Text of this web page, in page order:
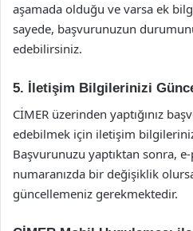
aşamada olduğu ve varsa ek
sayede, başvurunuzun
edebilirsiniz.
5. İletişim Bilgilerinizi
CİMER üzerinden yaptığınız
edebilmek için iletişim
Başvurunuzu yaptıktan sonra,
numaranızda bir değişiklik
güncellemeniz gerekmektedir.